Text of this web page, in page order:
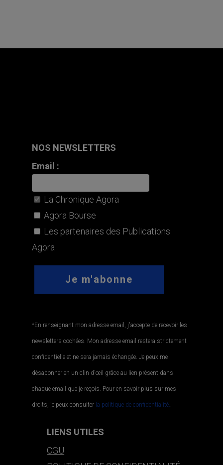
NOS NEWSLETTERS
Email :
La Chronique Agora
Agora Bourse
Les partenaires des Publications
Agora
*En renseignant mon adresse email, j'accepte de recevoir les
newsletters cochées. Mon adresse email restera strictement
confidentielle et ne sera jamais échangée. Je peux me
désabonner en un clin d'œil grâce au lien présent dans
chaque email que je reçois. Pour en savoir plus sur mes
droits, je peux consulter la politique de confidentialité..
LIENS UTILES
CGU